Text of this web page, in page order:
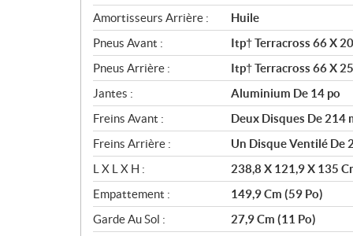
Amortisseurs Arrière :
Huile
Pneus Avant :
Itp† Terracross 66 X
Pneus Arrière :
Itp† Terracross 66 X
Jantes :
Aluminium De 14 po
Freins Avant :
Deux Disques De 214
Freins Arrière :
Un Disque Ventilé De
L X L X H :
238,8 X 121,9 X 135
Empattement :
149,9 Cm (59 Po)
Garde Au Sol :
27,9 Cm (11 Po)